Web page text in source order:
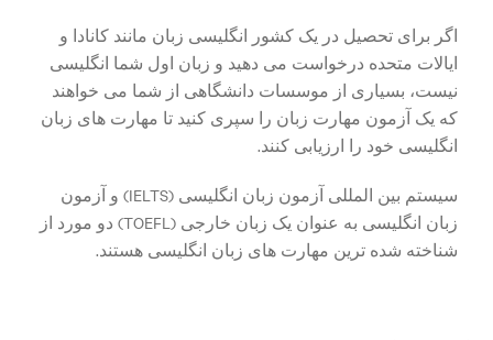
اگر برای تحصیل در یک کشور انگلیسی زبان مانند کانادا و
ایالات متحده درخواست می دهید و زبان اول شما انگلیسی
نیست، بسیاری از موسسات دانشگاهی از شما می خواهند
که یک آزمون مهارت زبان را سپری کنید تا مهارت های زبان
انگلیسی خود را ارزیابی کنند.
سیستم بین المللی آزمون زبان انگلیسی (IELTS) و آزمون
زبان انگلیسی به عنوان یک زبان خارجی (TOEFL) دو مورد از
شناخته شده ترین مهارت های زبان انگلیسی هستند.